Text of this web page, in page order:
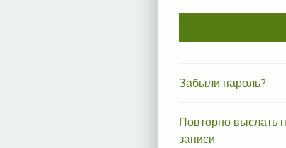
Забыли пароль?
Повторно выслать
записи